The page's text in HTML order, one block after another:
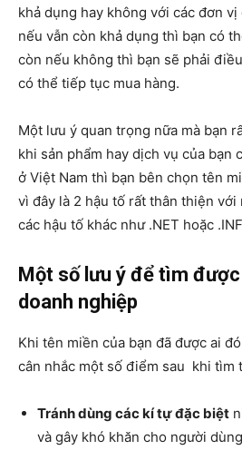
khả dụng hay không với các đơn
nếu vẫn còn khả dụng thì bạn có
còn nếu không thì bạn sẽ phải
có thể tiếp tục mua hàng.
Một lưu ý quan trọng nữa mà bạn
khi sản phẩm hay dịch vụ của bạn
ở Việt Nam thì bạn bên chọn tên
vì đây là 2 hậu tố rất thân thiện với
các hậu tố khác như .NET hoặc
Một số lưu ý để tìm
doanh nghiệp
Khi tên miền của bạn đã được ai
cân nhắc một số điểm sau khi tìm
Tránh dùng các kí tự đặc biệt
và gây khó khăn cho người